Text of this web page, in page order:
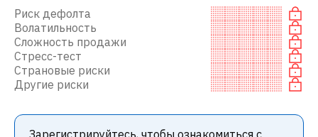
Риск дефолта
Волатильность
Сложность продажи
Стресс-тест
Страновые риски
Другие риски
Зарегистрируйтесь, чтобы ознакомиться с